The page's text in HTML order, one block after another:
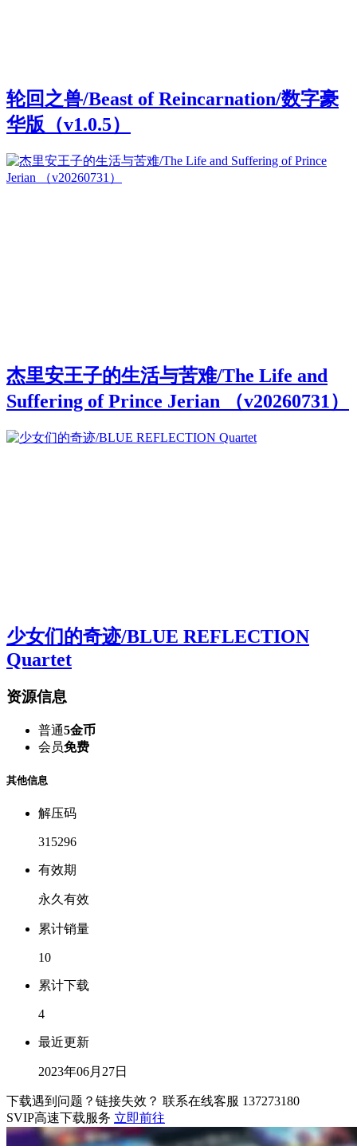
轮回之兽/Beast of Reincarnation/数字豪
华版（v1.0.5）
杰里安王子的生活与苦难/The Life and
Suffering of Prince Jerian （v20260731）
少女们的奇迹/BLUE REFLECTION
Quartet
资源信息
普通5金币
会员免费
其他信息
解压码
315296
有效期
永久有效
累计销量
10
累计下载
4
最近更新
2023年06月27日
下载遇到问题？链接失效？ 联系在线客服 137273180
SVIP高速下载服务 立即前往